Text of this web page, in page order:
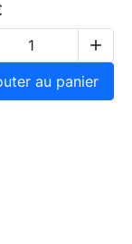

au panier